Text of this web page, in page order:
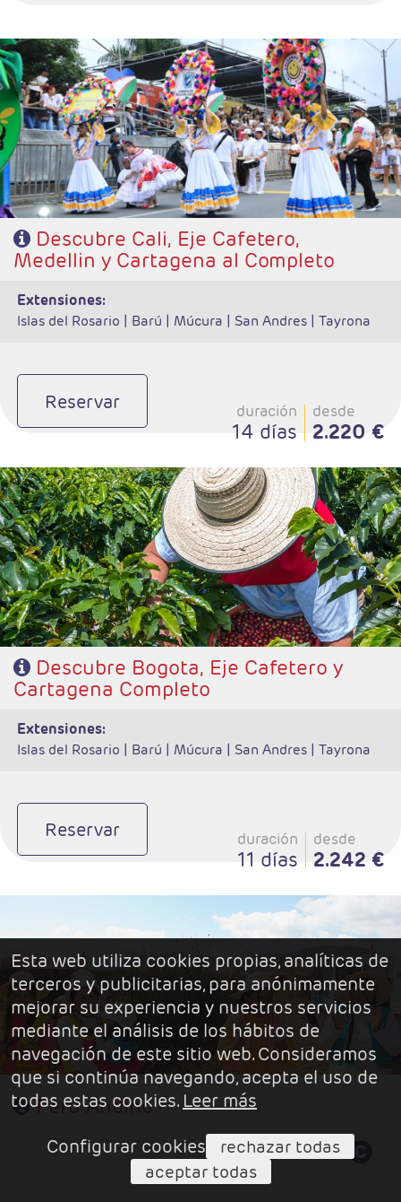
- Salidas: Diarias
- Ruta: 3 noches Cali, 3 noches zona Cafetera, 3 noches Medellin y 3
noches Cartegena (ampliables)
- Categoría hotelera: Varias
- Régimen: Según programa
Descubre Cali, Eje Cafetero,
Medellin y Cartagena al Completo
extensiones:
Islas del Rosario | Barú | Múcura | San Andres | Tayrona
Reservar duración
14 días
desde
2.220 €
- Salidas: Diarias
- Ruta: 3 noches Bogotá, 3 noches zona Cafetera y 3 noches Cartegena
- Categoría hotelera: De libre elección
- Régimen: Según programa
Descubre Bogota, Eje Cafetero y
Cartagena Completo
extensiones:
Islas del Rosario | Barú | Múcura | San Andres | Tayrona
Reservar duración
11 días
desde
2.242 €
- Ruta: 2 noches Lima, 3 noches Cusco, 1 noche Valle Sagrado, 1 noche
- Régimen: 9 desayunos y 4 almuerzo
Perú Andino
Esta web utiliza cookies propias, analíticas de
terceros y publicitarias, para anónimamente
mejorar su experiencia y nuestros servicios
mediante el análisis de los hábitos de
navegación de este sitio web. Consideramos
que si continúa navegando, acepta el uso de
todas estas cookies. Leer más
Configurar cookies
rechazar todas
aceptar todas